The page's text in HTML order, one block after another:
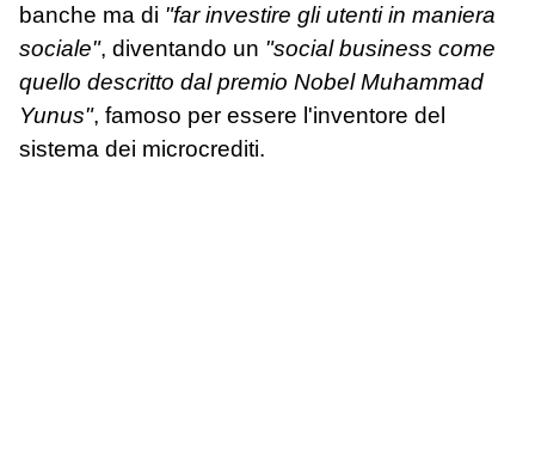
banche ma di "far investire gli utenti in maniera
sociale", diventando un "social business come
quello descritto dal premio Nobel Muhammad
Yunus", famoso per essere l'inventore del
sistema dei microcrediti.